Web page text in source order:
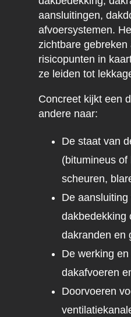
aansluitingen,
afvoersystemen.
zichtbare gebreken
risicopunten in
ze leiden tot
Concreet kijkt een
andere naar:
De staat van
(bitumineus of
scheuren,
De aansluiting
dakbedekking
dakranden en
De werking
dakafvoeren
Doorvoeren